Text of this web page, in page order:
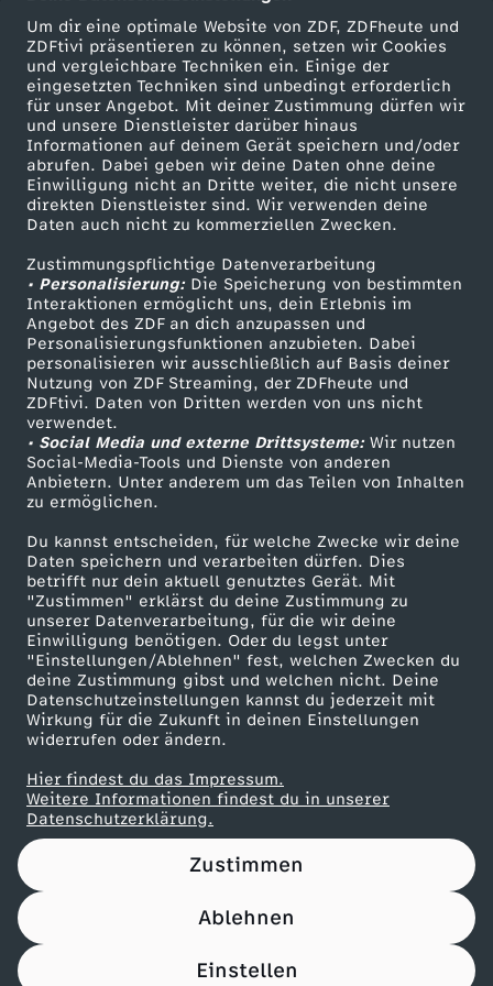
Um dir eine optimale Website von ZDF, ZDFheute und
ZDFtivi präsentieren zu können, setzen wir Cookies
und vergleichbare Techniken ein. Einige der
eingesetzten Techniken sind unbedingt erforderlich
für unser Angebot. Mit deiner Zustimmung dürfen wir
und unsere Dienstleister darüber hinaus
Informationen auf deinem Gerät speichern und/oder
abrufen. Dabei geben wir deine Daten ohne deine
Einwilligung nicht an Dritte weiter, die nicht unsere
direkten Dienstleister sind. Wir verwenden deine
Daten auch nicht zu kommerziellen Zwecken.
Zustimmungspflichtige Datenverarbeitung
• Personalisierung:Die Speicherung von bestimmten
Interaktionen ermöglicht uns, dein Erlebnis im
Angebot des ZDF an dich anzupassen und
Personalisierungsfunktionen anzubieten. Dabei
personalisieren wir ausschließlich auf Basis deiner
Nutzung von ZDF Streaming, der ZDFheute und
ZDFtivi. Daten von Dritten werden von uns nicht
verwendet.
• Social Media und externe Drittsysteme:Wir nutzen
Social-Media-Tools und Dienste von anderen
Anbietern. Unter anderem um das Teilen von Inhalten
zu ermöglichen.
Du kannst entscheiden, für welche Zwecke wir deine
Daten speichern und verarbeiten dürfen. Dies
betrifft nur dein aktuell genutztes Gerät. Mit
"Zustimmen" erklärst du deine Zustimmung zu
unserer Datenverarbeitung, für die wir deine
Einwilligung benötigen. Oder du legst unter
"Einstellungen/Ablehnen" fest, welchen Zwecken du
deine Zustimmung gibst und welchen nicht. Deine
Datenschutzeinstellungen kannst du jederzeit mit
Wirkung für die Zukunft in deinen Einstellungen
widerrufen oder ändern.
Hier findest du das Impressum.
Weitere Informationen findest du in unserer
Datenschutzerklärung.
Zustimmen
Ablehnen
Einstellen
Filtern
t
i
a
n
S
t
r
ö
b
e
l
-
M
e
i
n
e
A
Mehr ZDF
ZDF-Apps
Smart TV
ZDFtext
Livestreams
Sendungen A-Z
TV-Programm
Service
ZDFmitreden
Kontakt zum ZDF
Tickets
Zuschauerservice
Hilfe
ZDF Unternehmen
Karriere
ZDF goes Schule
Werbefernsehen
Mainzelmännchen
Partner
Nutzungsbedingungen
Impressum